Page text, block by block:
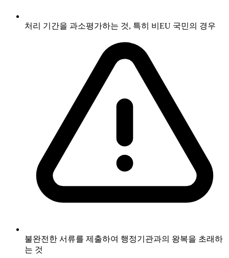
처리 기간을 과소평가하는 것, 특히 비EU 국민의 경우
불완전한 서류를 제출하여 행정기관과의 왕복을 초래하
는 것